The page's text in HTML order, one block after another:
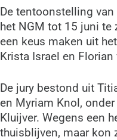
De tentoonstelling
het NGM tot 15 juni te
een keus maken uit
Krista Israel en Florian
De jury bestond uit
en Myriam Knol,
Kluijver. Wegens een
thuisblijven, maar kon